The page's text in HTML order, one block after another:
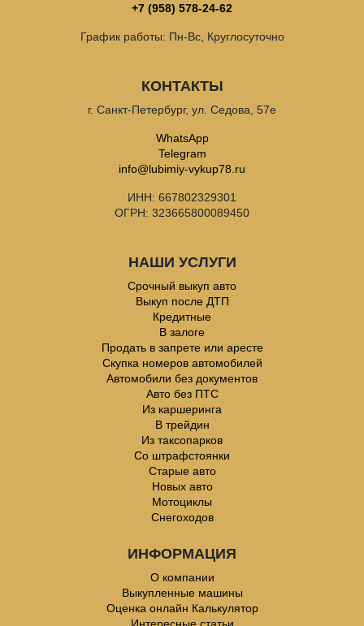
+7 (958) 578-24-62
График работы: Пн-Вс, Круглосуточно
КОНТАКТЫ
г. Санкт-Петербург, ул. Седова, 57е
WhatsApp
Telegram
info@lubimiy-vykup78.ru
ИНН: 667802329301
ОГРН: 323665800089450
НАШИ УСЛУГИ
Срочный выкуп авто
Выкуп после ДТП
Кредитные
В залоге
Продать в запрете или аресте
Скупка номеров автомобилей
Автомобили без документов
Авто без ПТС
Из каршеринга
В трейдин
Из таксопарков
Со штрафстоянки
Старые авто
Новых авто
Мотоциклы
Снегоходов
ИНФОРМАЦИЯ
О компании
Выкупленные машины
Оценка онлайн Калькулятор